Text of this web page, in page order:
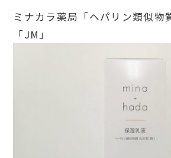
ミナカラ薬局「ヘパリン類似
「JM」